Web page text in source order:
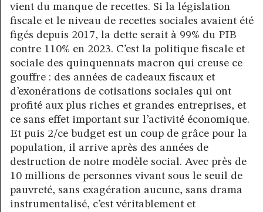
vient du manque de recettes. Si la législation
fiscale et le niveau de recettes sociales avaient été
figés depuis 2017, la dette serait à 99% du PIB
contre 110% en 2023. C’est la politique fiscale et
sociale des quinquennats macron qui creuse ce
gouffre : des années de cadeaux fiscaux et
d’exonérations de cotisations sociales qui ont
profité aux plus riches et grandes entreprises, et
ce sans effet important sur l’activité économique.
Et puis 2/ce budget est un coup de grâce pour la
population, il arrive après des années de
destruction de notre modèle social. Avec près de
10 millions de personnes vivant sous le seuil de
pauvreté, sans exagération aucune, sans drama
instrumentalisé, c’est véritablement et